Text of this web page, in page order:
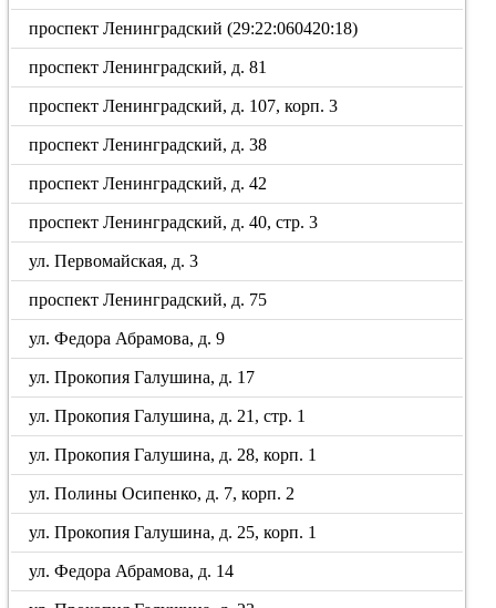
проспект Ленинградский (29:22:060420:18)
проспект Ленинградский, д. 81
проспект Ленинградский, д. 107, корп. 3
проспект Ленинградский, д. 38
проспект Ленинградский, д. 42
проспект Ленинградский, д. 40, стр. 3
ул. Первомайская, д. 3
проспект Ленинградский, д. 75
ул. Федора Абрамова, д. 9
ул. Прокопия Галушина, д. 17
ул. Прокопия Галушина, д. 21, стр. 1
ул. Прокопия Галушина, д. 28, корп. 1
ул. Полины Осипенко, д. 7, корп. 2
ул. Прокопия Галушина, д. 25, корп. 1
ул. Федора Абрамова, д. 14